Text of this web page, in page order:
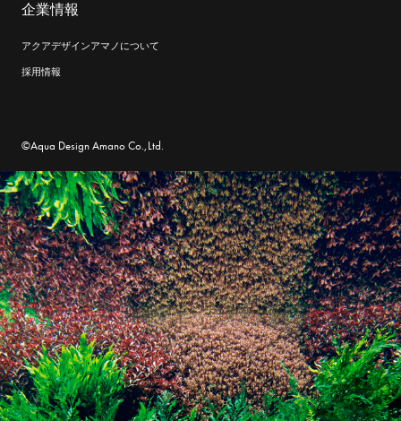
企業情報
アクアデザインアマノについて
採用情報
©Aqua Design Amano Co.,Ltd.